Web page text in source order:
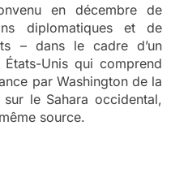
en décembre de
diplomatiques et de
– dans le cadre d’un
Unis qui comprend
par Washington de la
le Sahara occidental,
source.